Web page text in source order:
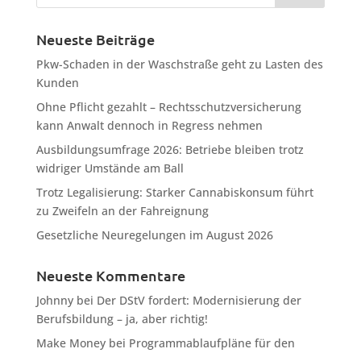
Neueste Beiträge
Pkw-Schaden in der Waschstraße geht zu Lasten des
Kunden
Ohne Pflicht gezahlt – Rechtsschutzversicherung
kann Anwalt dennoch in Regress nehmen
Ausbildungsumfrage 2026: Betriebe bleiben trotz
widriger Umstände am Ball
Trotz Legalisierung: Starker Cannabiskonsum führt
zu Zweifeln an der Fahreignung
Gesetzliche Neuregelungen im August 2026
Neueste Kommentare
Johnnybei Der DStV fordert: Modernisierung der
Berufsbildung – ja, aber richtig!
Make Moneybei Programmablaufpläne für den